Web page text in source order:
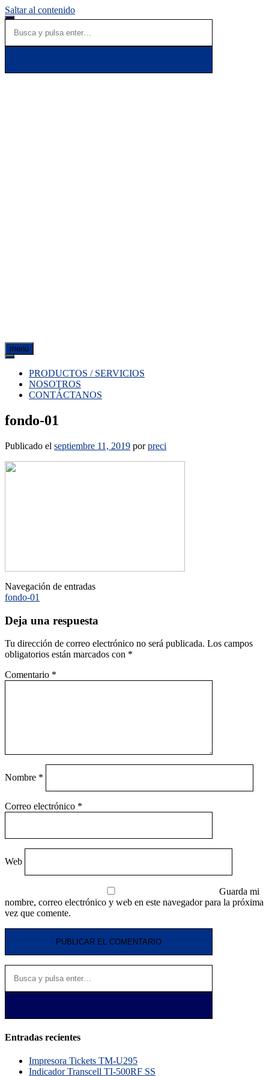
Saltar al contenido
menú
PRODUCTOS / SERVICIOS
NOSOTROS
CONTÁCTANOS
fondo-01
Publicado el septiembre 11, 2019 porpreci
Navegación de entradas
fondo-01
Deja una respuesta
Tu dirección de correo electrónico no será publicada. Los campos
obligatorios están marcados con *
Comentario *
Nombre *
Correo electrónico *
Web
Guarda mi
nombre, correo electrónico y web en este navegador para la próxima
vez que comente.
Entradas recientes
Impresora Tickets TM-U295
Indicador Transcell TI-500RF SS